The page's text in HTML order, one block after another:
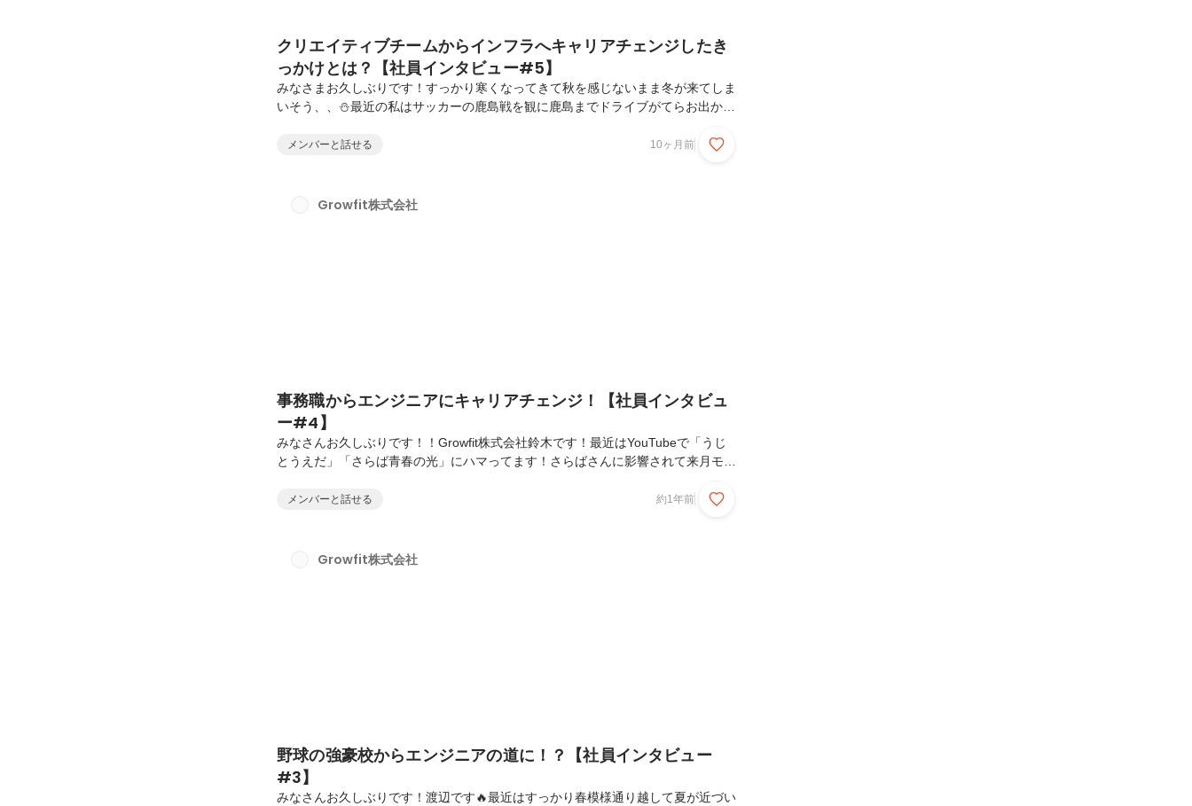
クリエイティブチームからインフラへキャリアチェンジしたき
っかけとは？【社員インタビュー#5】
みなさまお久しぶりです！すっかり寒くなってきて秋を感じないまま冬が来てしま
いそう、、⛄️最近の私はサッカーの鹿島戦を観に鹿島までドライブがてらお出かけ
れてます🙂‍↕️この時期や引退や海外移籍など話題が盛りだくさんで毎年心が痛いで
第5弾です✨未経験から入社しクリエイティブからインフラへキャリアチェンジし
メンバーと話せる 10ヶ月前
Growfit株式会社
事務職からエンジニアにキャリアチェンジ！【社員インタビュ
ー#4】
みなさんお久しぶりです！！Growfit株式会社鈴木です！最近はYouTubeで「うじ
とうえだ」「さらば青春の光」にハマってます！さらばさんに影響されて来月モル
とうえだ」のように、いつか真似して空港間違えたり昼夜逆転旅行したいと思って
とから意外な一面まで、ざっくばらんに聞いてみました！それでは、さっそくいっ
メンバーと話せる 約1年前
Growfit株式会社
野球の強豪校からエンジニアの道に！？【社員インタビュー
#3】
みなさんお久しぶりです！渡辺です🔥最近はすっかり春模様通り越して夏が近づい